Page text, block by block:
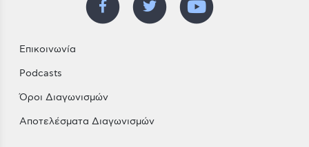
Επικοινωνία
Podcasts
Όροι Διαγωνισμών
Αποτελέσματα Διαγωνισμών